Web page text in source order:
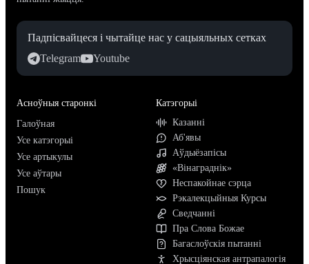
Падпісвайцеся і чытайце нас у сацыяльных сетках
Telegram
Youtube
Асноўныя старонкі
Галоўная
Усе катэгорыі
Усе артыкулы
Усе аўтары
Пошук
Катэгорыі
Казанні
Аб'явы
Аўдыёзапісы
«Вінаграднік»
Неспакойнае сэрца
Рэкалекцыйныя Курсы
Сведчанні
Пра Слова Божае
Багаслоўскія пытанні
Хрысціянская антрапалогія